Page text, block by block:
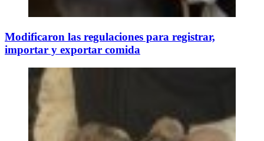
Modificaron las regulaciones para registrar,
importar y exportar comida